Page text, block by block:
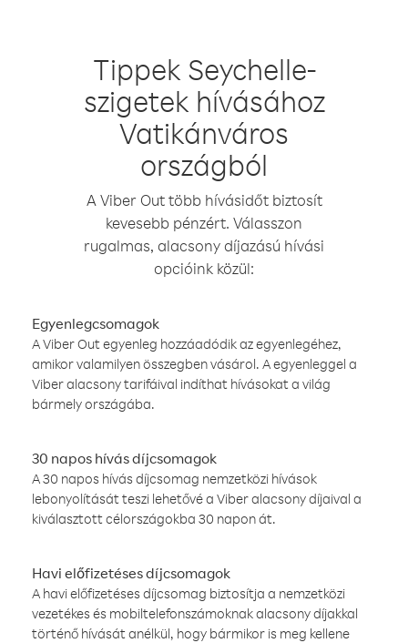
Tippek Seychelle-
szigetek hívásához
Vatikánváros
országból
A Viber Out több hívásidőt biztosít
kevesebb pénzért. Válasszon
rugalmas, alacsony díjazású hívási
opcióink közül:
Egyenlegcsomagok
A Viber Out egyenleg hozzáadódik az egyenlegéhez,
amikor valamilyen összegben vásárol. A egyenleggel a
Viber alacsony tarifáival indíthat hívásokat a világ
bármely országába.
30 napos hívás díjcsomagok
A 30 napos hívás díjcsomag nemzetközi hívások
lebonyolítását teszi lehetővé a Viber alacsony díjaival a
kiválasztott célországokba 30 napon át.
Havi előfizetéses díjcsomagok
A havi előfizetéses díjcsomag biztosítja a nemzetközi
vezetékes és mobiltelefonszámoknak alacsony díjakkal
történő hívását anélkül, hogy bármikor is meg kellene